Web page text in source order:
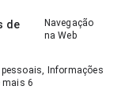
de
Navegação
na Web
Informações
mais 6